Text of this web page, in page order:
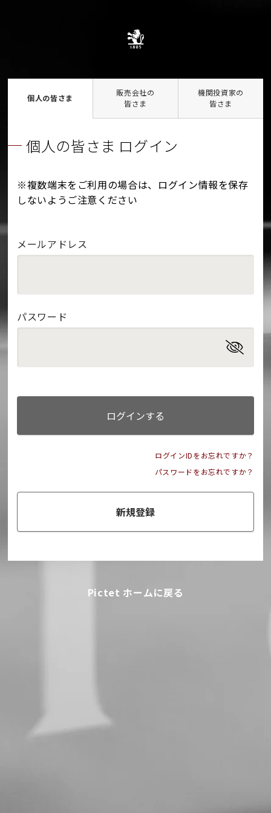
個人の皆さま
販売会社の
皆さま
機関投資家の
皆さま
個人の皆さま ログイン
※複数端末をご利用の場合は、ログイン情報を保存
しないようご注意ください
メールアドレス
パスワード
ログインする
ログインIDをお忘れですか？
パスワードをお忘れですか？
新規登録
Pictet ホームに戻る